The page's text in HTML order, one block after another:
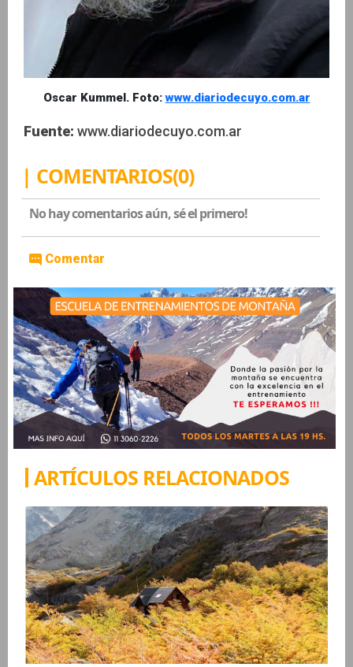
Oscar Kummel. Foto:www.diariodecuyo.com.ar
Fuente: www.diariodecuyo.com.ar
| COMENTARIOS(0)
No hay comentarios aún, sé el primero!
Comentar
ARTÍCULOS RELACIONADOS